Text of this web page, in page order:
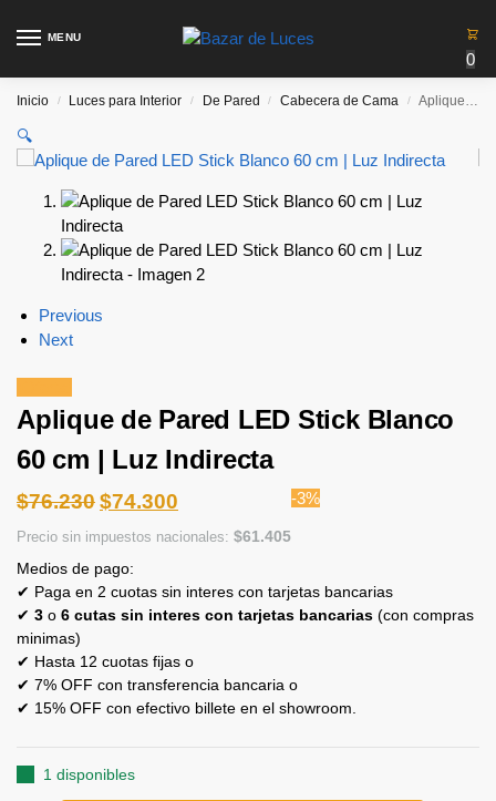
MENU
0
Inicio / Luces para Interior / De Pared / Cabecera de Cama / Aplique de Pared LED Stick Blanco 60 cm | Luz Indirecta
🔍
Previous
Next
Aplique de Pared LED Stick Blanco
60 cm | Luz Indirecta
$76.230$74.300
Precio sin impuestos nacionales: $61.405
-3%
Medios de pago:
✔ Paga en 2 cuotas sin interes con tarjetas bancarias
✔ 3 o 6 cutas sin interes con tarjetas bancarias (con compras
minimas)
✔ Hasta 12 cuotas fijas o
✔ 7% OFF con transferencia bancaria o
✔ 15% OFF con efectivo billete en el showroom.
1 disponibles